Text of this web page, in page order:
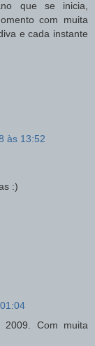
que se inicia,
com muita
e cada instante
às 13:52
:)
2009. Com muita